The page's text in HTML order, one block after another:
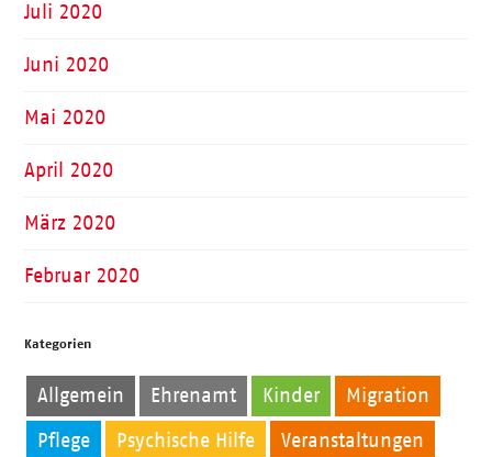
Juli 2020
Juni 2020
Mai 2020
April 2020
März 2020
Februar 2020
Kategorien
Allgemein Ehrenamt Kinder Migration
Pflege Psychische Hilfe Veranstaltungen